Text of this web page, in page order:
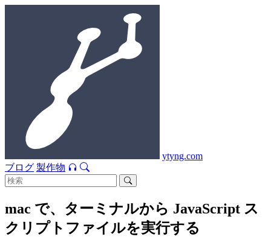
ytyng.com
ブログ 製作物
mac で、ターミナルから JavaScript ス
クリプトファイルを実行する